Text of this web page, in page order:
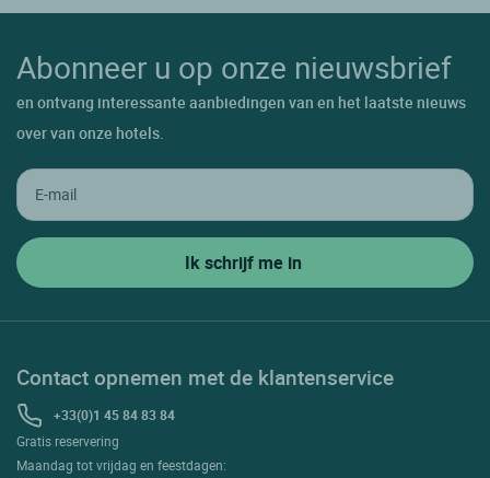
Abonneer u op onze nieuwsbrief
en ontvang interessante aanbiedingen van en het laatste nieuws
over van onze hotels.
Contact opnemen met de klantenservice
+33(0)1 45 84 83 84
Gratis reservering
Maandag tot vrijdag en feestdagen: